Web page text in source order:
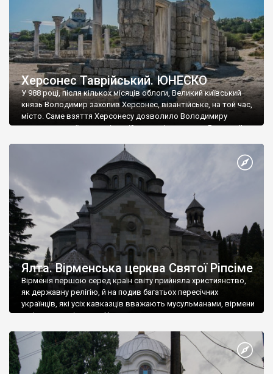
Херсонес Таврійський. ЮНЕСКО
У 988 році, після кількох місяців облоги, Великий київський
князь Володимир захопив Херсонес, візантійське, на той час,
місто. Саме взяття Херсонесу дозволило Володимиру
диктувати свої умови візантійському імператору Василю ІІ, та
Херсонесі Володимир-язичник, став Василем-християнином.
А потім було Хрещення Русі. На честь Херсонесу Таврійського
Ялта. Вірменська церква Святої Ріпсіме
Вірменія першою серед країн світу прийняла християнство,
як державну релігію, й на подив багатьох пересічних
українців, які усіх кавказців вважають мусульманами, вірмени
є відданими вірянами Христа